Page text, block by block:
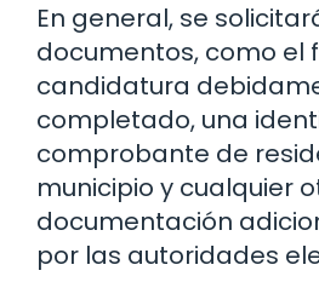
En general, se
documentos, como el
candidatura
completado, una
comprobante de
municipio y cualquier
documentación
por las autoridades